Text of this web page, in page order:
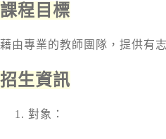
課程目標
藉由專業的教師團隊，提供有
招生資訊
1. 對象：